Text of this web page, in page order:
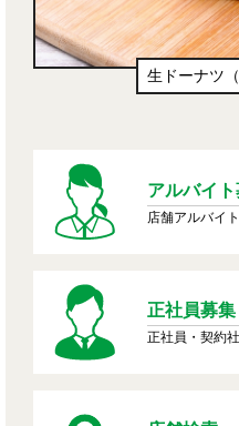
生ドーナツ
アルバイ
店舗アルバイ
正社員募集
正社員・契約